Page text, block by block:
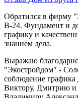
Обратился в фирму
В-24. Фундамент и
графику и
знанием дела.
Выражаю
"Экостройдом" -
соблюдение графика
Виктору, Дмитрию и